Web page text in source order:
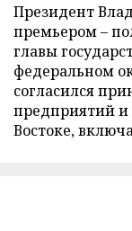
Президент
премьером –
главы
федеральном
согласился
предприятий
Востоке,